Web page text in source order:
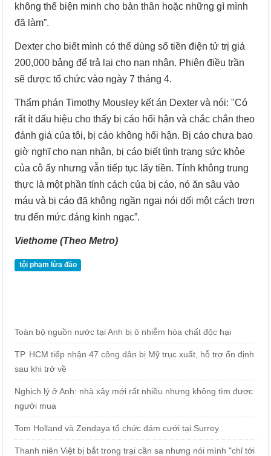
không thể biện minh cho bản thân hoặc những gì mình
đã làm”.
Dexter cho biết mình có thể dùng số tiền điện tử trị giá
200,000 bảng để trả lại cho nạn nhân. Phiên điều trần
sẽ được tổ chức vào ngày 7 tháng 4.
Thẩm phán Timothy Mousley kết án Dexter và nói: "Có
rất ít dấu hiệu cho thấy bị cáo hối hận và chắc chắn theo
đánh giá của tôi, bị cáo không hối hận. Bị cáo chưa bao
giờ nghĩ cho nạn nhân, bị cáo biết tình trạng sức khỏe
của cô ấy nhưng vẫn tiếp tục lấy tiền. Tính không trung
thực là một phần tính cách của bị cáo, nó ăn sâu vào
máu và bị cáo đã không ngần ngại nói dối một cách trơn
tru đến mức đáng kinh ngạc”.
Viethome (Theo Metro)
tội phạm lừa đảo
Toàn bộ nguồn nước tại Anh bị ô nhiễm hóa chất độc hại
TP. HCM tiếp nhận 47 công dân bị Mỹ trục xuất, hỗ trợ ổn định
sau khi trở về
Nghịch lý ở Anh: nhà xây mới rất nhiều nhưng không tìm được
người mua
Tom Holland và Zendaya tổ chức đám cưới tại Surrey
Thanh niên Việt bị bắt trong trại cần sa nhưng nói mình "chỉ tới